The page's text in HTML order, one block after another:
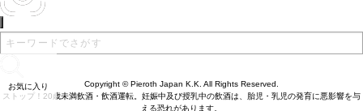
お気に入り
Copyright © Pieroth Japan K.K. All Rights Reserved.
ストップ！20歳未満飲酒・飲酒運転。妊娠中及び授乳中の飲酒は、胎児・乳児の発育に悪影響を与
える恐れがあります。